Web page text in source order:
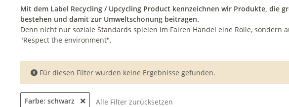
Mit dem Label Recycling / Upcycling Product kennzeichnen wir Produkte, die
bestehen und damit zur Umweltschonung beitragen.
Denn nicht nur soziale Standards spielen im Fairen Handel eine Rolle,
"Respect the environment".
x Für diesen Filter wurden keine Ergebnisse gefunden.
Farbe: schwarz Alle Filter zurücksetzen